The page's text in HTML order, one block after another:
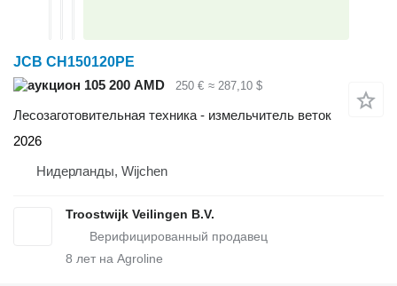
JCB CH150120PE
105 200 AMD
250 € ≈ 287,10 $
Лесозаготовительная техника - измельчитель веток
2026
Нидерланды, Wijchen
Troostwijk Veilingen B.V.
8 лет на Agroline